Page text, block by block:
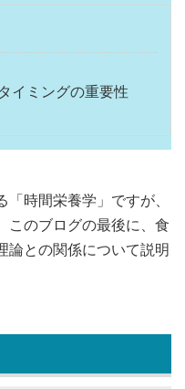
イミングの重要性
時間栄養学」ですが、
このブログの最後に、食
論との関係について説明